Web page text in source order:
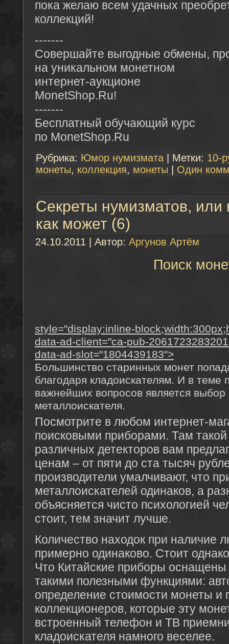
пока желаю всем удачных
коллекций!
-------
Совершайте выгодные обмены,
на уникальном монетном
интернет-аукционе
MonetShop.Ru!
-------
Бесплатный обучающий курс
по MonetShop.Ru
Рубрика: Юмор нумизмата | Метки: 10-
монеты, коллекция, монеты Один
Секреты нумизматов,
как может (6)
24.10.2011 | Автор: Аргунов Артём
Поиск
style="display:inline-
data-ad-client="ca-pub-
data-ad-slot="1804439183">
Большинство старинных монет
благодаря кладоискателям. И в теме
важнейших вопросов является
металлоискателя.
Посмотрите в любом интернет-
поисковыми приборами. Там
различных детекторов вам
ценам – от пяти до ста тысяч
производители умалчивают, что
металлоискателей одинаков, а
объясняется чисто психологией
стоит, тем значит лучше.
Количество находок при наличие
примерно одинаково. Стоит
Что Китайские приборы оснащены
такими полезными функциями:
определение стоимости монеты и
коллекционеров, которые эту
встроенный телефон и ТВ
кладоискателя намного веселее.